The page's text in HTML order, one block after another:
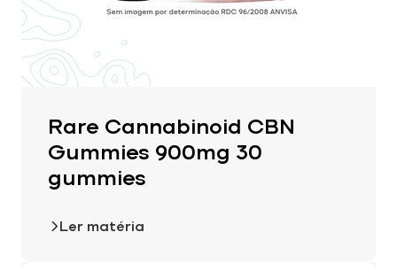
Rare Cannabinoid CBN
Gummies 900mg 30
gummies
Ler matéria